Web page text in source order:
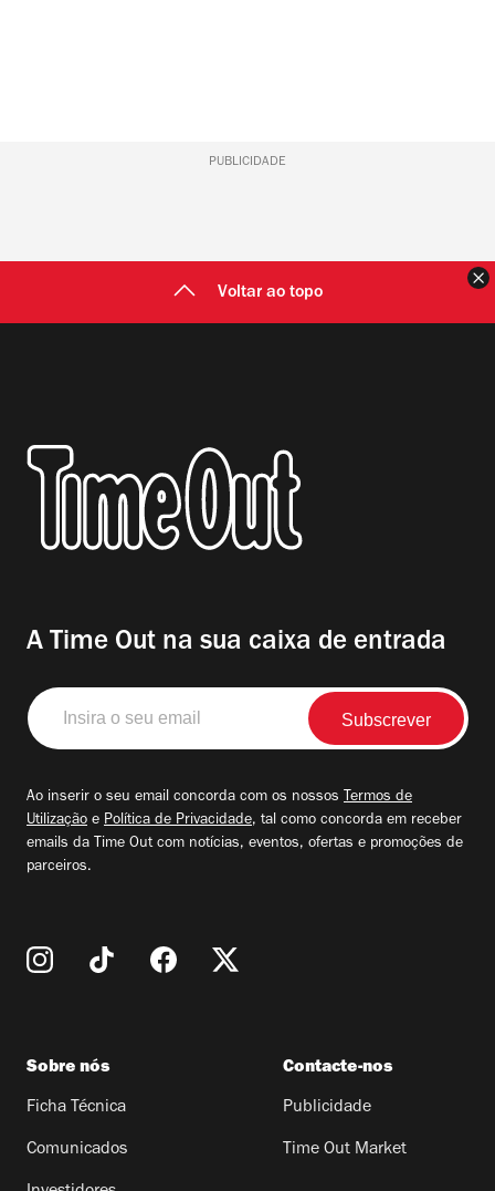
PUBLICIDADE
Voltar ao topo
A Time Out na sua caixa de entrada
Insira
o
seu
Ao inserir o seu email concorda com os nossos Termos de
Utilização e Política de Privacidade, tal como concorda em receber
emails da Time Out com notícias, eventos, ofertas e promoções de
parceiros.
Sobre nós
Ficha Técnica
Comunicados
Contacte-nos
Publicidade
Time Out Market